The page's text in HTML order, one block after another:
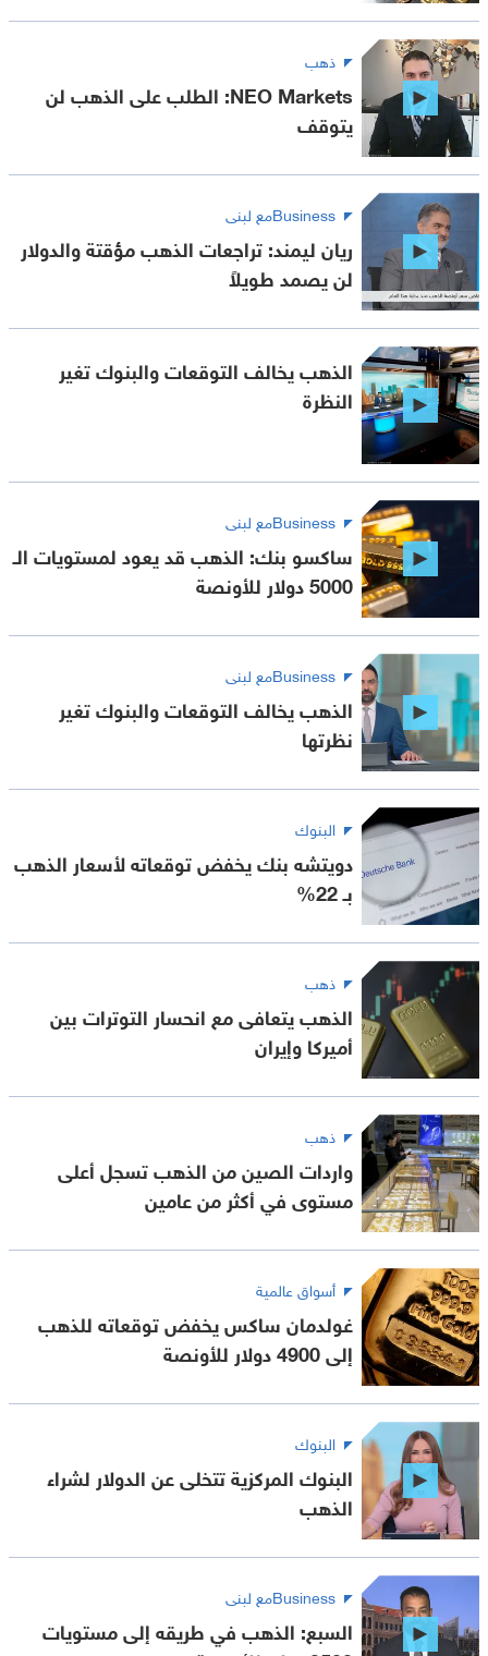
ذهب
NEO Markets: الطلب على الذهب لن
يتوقف
Businessمع لبنى
ريان ليمند: تراجعات الذهب مؤقتة والدولار
لن يصمد طويلاً
الذهب يخالف التوقعات والبنوك تغير
النظرة
Businessمع لبنى
ساكسو بنك: الذهب قد يعود لمستويات الـ
5000 دولار للأونصة
Businessمع لبنى
الذهب يخالف التوقعات والبنوك تغير
نظرتها
البنوك
دويتشه بنك يخفض توقعاته لأسعار الذهب
بـ 22%
ذهب
الذهب يتعافى مع انحسار التوترات بين
أميركا وإيران
ذهب
واردات الصين من الذهب تسجل أعلى
مستوى في أكثر من عامين
أسواق عالمية
غولدمان ساكس يخفض توقعاته للذهب
إلى 4900 دولار للأونصة
البنوك
البنوك المركزية تتخلى عن الدولار لشراء
الذهب
Businessمع لبنى
السبع: الذهب في طريقه إلى مستويات